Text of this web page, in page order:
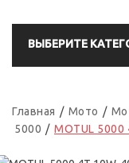
ВЫБЕРИТЕ
Главная Мото
5000
MOTUL 5000